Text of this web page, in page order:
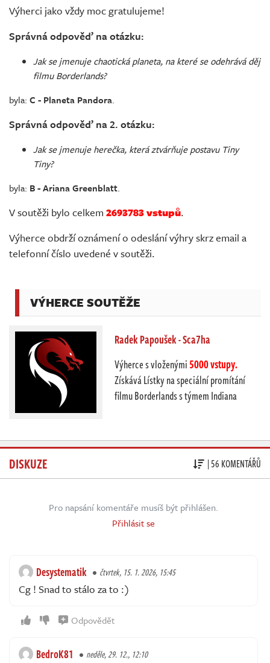
Živě
Výherci jako vždy moc gratulujeme!
Správná odpověď na otázku:
Jak se jmenuje chaotická planeta, na které se odehrává děj
filmu Borderlands?
byla: C - Planeta Pandora.
Správná odpověď na 2. otázku:
Jak se jmenuje herečka, která ztvárňuje postavu Tiny
Tiny?
byla: B - Ariana Greenblatt.
V soutěži bylo celkem 2693783 vstupů.
Výherce obdrží oznámení o odeslání výhry skrz email a
telefonní číslo uvedené v soutěži.
VÝHERCE SOUTĚŽE
Radek Papoušek - Sca7ha
Výherce s vloženými5000 vstupy.
Získává Lístky na speciální promítání
filmu Borderlands s týmem Indiana
DISKUZE | 56 KOMENTÁŘŮ
Pro napsání komentáře musíš být přihlášen.
Přihlásit se
Desystematik čtvrtek, 15. 1. 2026, 15:45
Cg ! Snad to stálo za to :)
Odpovědět
BedroK81 neděle, 29. 12., 12:10